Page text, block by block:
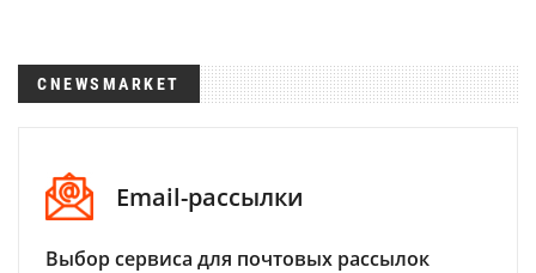
CNEWSMARKET
Email-рассылки
Выбор сервиса для почтовых рассылок